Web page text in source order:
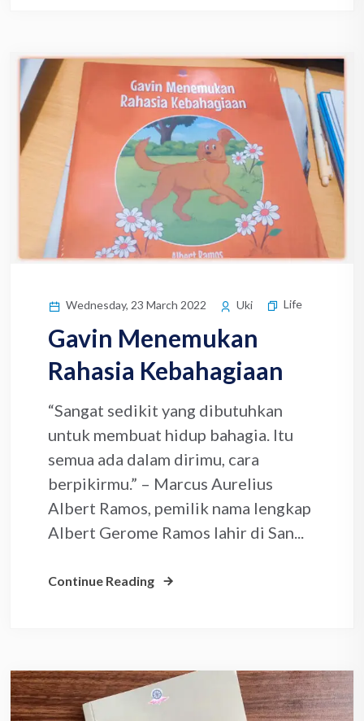
Wednesday, 23 March 2022 Uki Life
Gavin Menemukan
Rahasia Kebahagiaan
“Sangat sedikit yang dibutuhkan
untuk membuat hidup bahagia. Itu
semua ada dalam dirimu, cara
berpikirmu.” – Marcus Aurelius
Albert Ramos, pemilik nama lengkap
Albert Gerome Ramos lahir di San...
Continue Reading